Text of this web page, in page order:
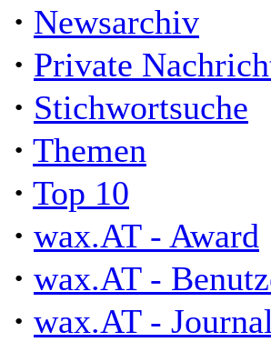
· Newsarchiv
· Private
· Stichwortsuche
· Themen
· Top 10
· wax.AT - Award
· wax.AT -
· wax.AT - Journal